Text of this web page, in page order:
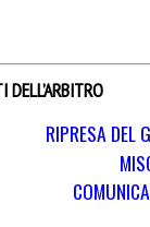
DELL’ARBITRO
RIPRESA DEL